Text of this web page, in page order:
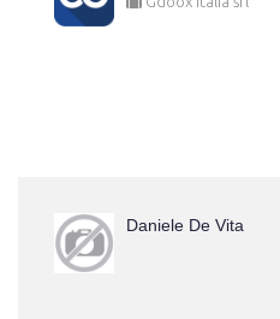
Daniele De Vita